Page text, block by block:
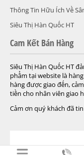
Thông Tin Hữu Ích Về
Siêu Thị Hàn Quốc HT
Cam Kết Bán Hàng
Siêu Thị Hàn Quốc HT
phẩm tại website là
hàng được giao đến,
tiền cho nhân viên giao
Cảm ơn quý khách đã
© 2004-2026 Siêu Thị